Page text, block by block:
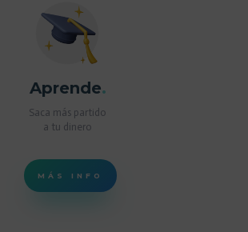
Aprende.
Saca más partido
a tu dinero
MÁS INFO